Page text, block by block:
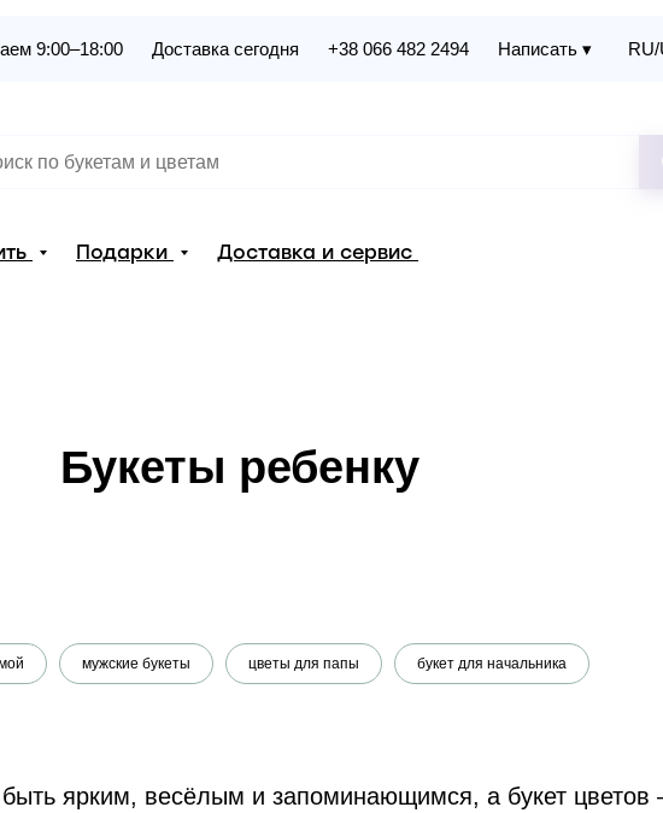
9:00–18:00 Доставка сегодня +38 066 482 2494 Написать ▾
Подарки Доставка и сервис
Букеты ребенку
мужские букеты цветы для папы букет для начальника
ярким, весёлым и запоминающимся, а букет